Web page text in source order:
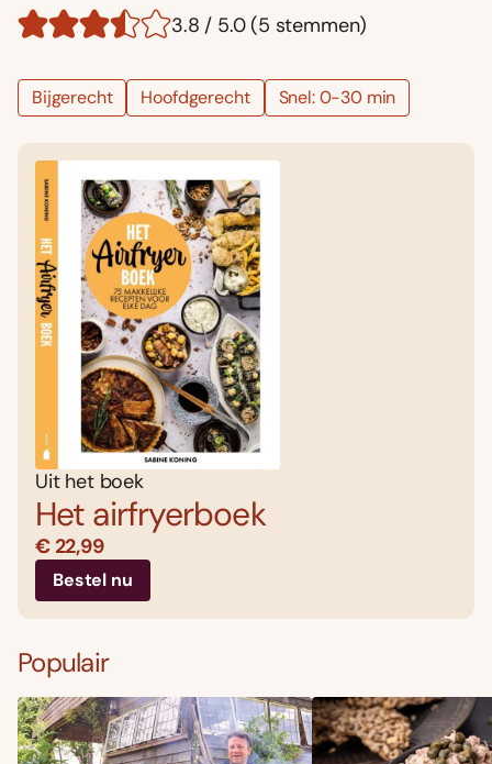
3.8 / 5.0 (5 stemmen)
Bijgerecht Hoofdgerecht Snel: 0-30 min
Uit het boek
Het airfryerboek
€ 22,99
Bestel nu
Populair